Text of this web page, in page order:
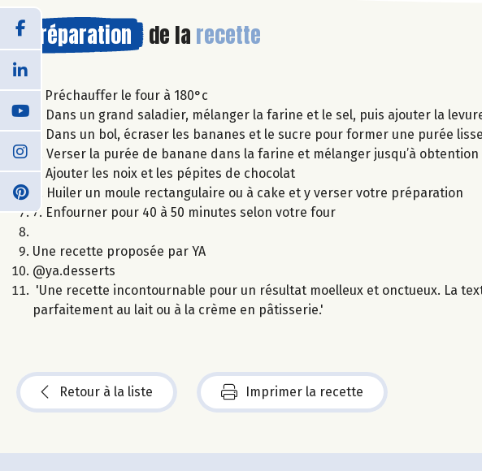
Préparation de la recette
1. Préchauffer le four à 180°c
2. Dans un grand saladier, mélanger la farine et le sel, puis ajouter la
3. Dans un bol, écraser les bananes et le sucre pour former une purée
4. Verser la purée de banane dans la farine et mélanger jusqu’à
5. Ajouter les noix et les pépites de chocolat
6. Huiler un moule rectangulaire ou à cake et y verser votre préparation
7. Enfourner pour 40 à 50 minutes selon votre four
Une recette proposée par YA
@ya.desserts
'Une recette incontournable pour un résultat moelleux et onctueux. La
parfaitement au lait ou à la crème en pâtisserie.'
Retour à la liste Imprimer la recette